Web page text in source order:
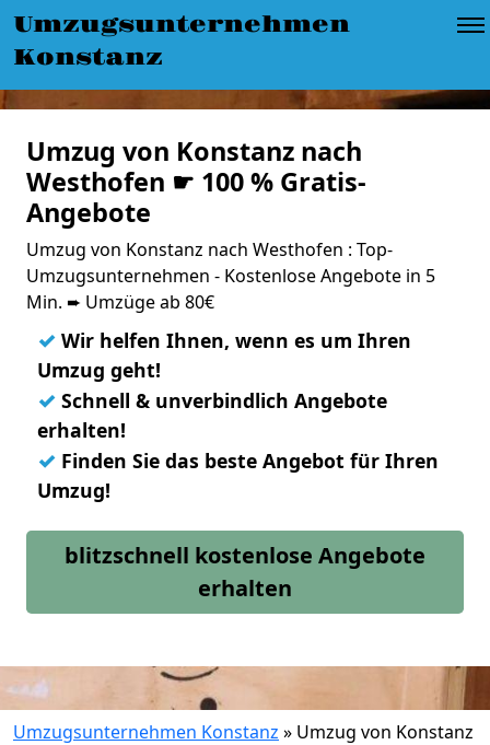
Umzugsunternehmen
Konstanz
Umzug von Konstanz nach
Westhofen ☛ 100 % Gratis-
Angebote
Umzug von Konstanz nach Westhofen : Top-
Umzugsunternehmen - Kostenlose Angebote in 5
Min. ➨ Umzüge ab 80€
✓ Wir helfen Ihnen, wenn es um Ihren
Umzug geht!
✓ Schnell & unverbindlich Angebote
erhalten!
✓ Finden Sie das beste Angebot für Ihren
Umzug!
blitzschnell kostenlose Angebote
erhalten
Umzugsunternehmen Konstanz » Umzug von Konstanz